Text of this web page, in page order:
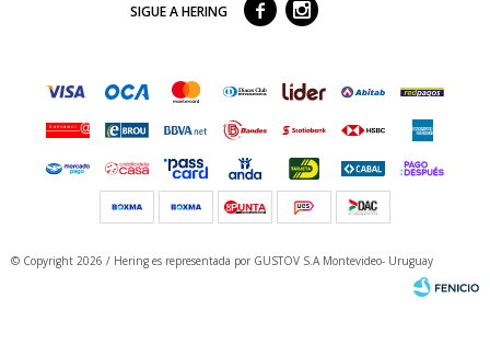
SIGUE A HERING  
© Copyright 2026 / Hering es representada por GUSTOV S.A Montevideo- Uruguay